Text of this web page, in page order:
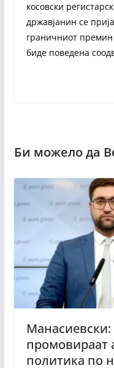
косовски
државјанин се
граничниот
биде поведена
промовираат
политика по